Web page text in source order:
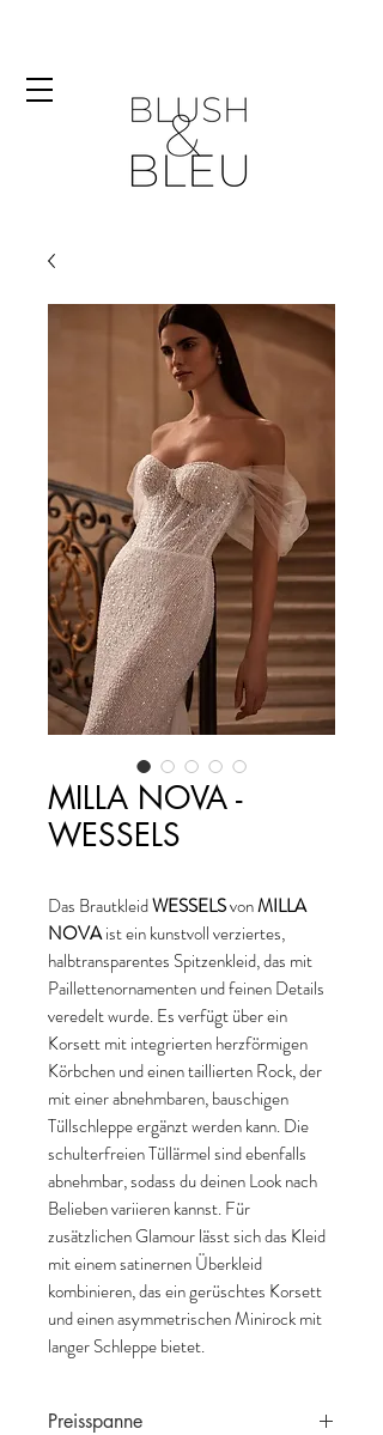
MILLA NOVA -
WESSELS
Das BrautkleidWESSELSvonMILLA
NOVAist ein kunstvoll verziertes,
halbtransparentes Spitzenkleid, das mit
Paillettenornamenten und feinen Details
veredelt wurde. Es verfügt über ein
Korsett mit integrierten herzförmigen
Körbchen und einen taillierten Rock, der
mit einer abnehmbaren, bauschigen
Tüllschleppe ergänzt werden kann. Die
schulterfreien Tüllärmel sind ebenfalls
abnehmbar, sodass du deinen Look nach
Belieben variieren kannst. Für
zusätzlichen Glamour lässt sich das Kleid
mit einem satinernen Überkleid
kombinieren, das ein gerüschtes Korsett
und einen asymmetrischen Minirock mit
langer Schleppe bietet.
Preisspanne